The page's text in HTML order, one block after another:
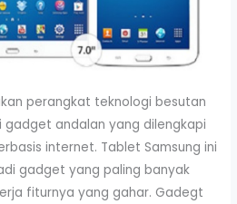
perangkat teknologi besutan
gadget andalan yang dilengkapi
internet. Tablet Samsung ini
gadget yang paling banyak
fiturnya yang gahar. Gadegt